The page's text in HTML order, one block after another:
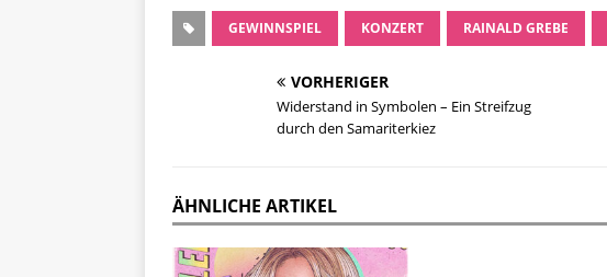
GEWINNSPIEL KONZERT RAINALD GREBE
VORHERIGER
Widerstand in Symbolen – Ein Streifzug
durch den Samariterkiez
ÄHNLICHE ARTIKEL